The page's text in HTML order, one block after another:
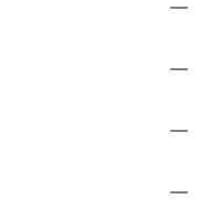
—
—
—
—